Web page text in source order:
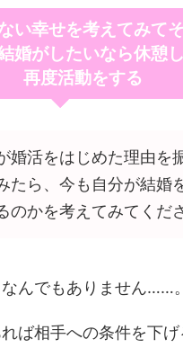
い幸せを考えてみて
婚がしたいなら休憩
再度活動をする
婚活をはじめた理由を
たら、今も自分が結婚
のかを考えてみてくだ
んでもありません……。
ば相手への条件を下